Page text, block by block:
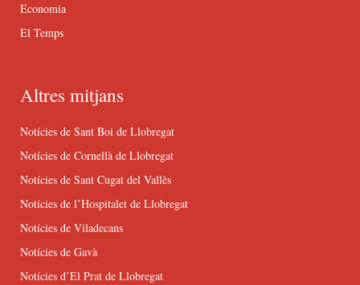
Economia
El Temps
Altres mitjans
Notícies de Sant Boi de Llobregat
Notícies de Cornellà de Llobregat
Notícies de Sant Cugat del Vallès
Notícies de l’Hospitalet de Llobregat
Notícies de Viladecans
Notícies de Gavà
Notícies d’El Prat de Llobregat